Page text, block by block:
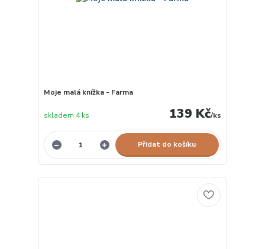
Moje malá knížka - Farma
139 Kč/ks
skladem 4 ks
Přidat do košíku